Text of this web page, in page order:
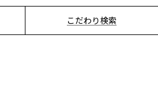
こだわり検索